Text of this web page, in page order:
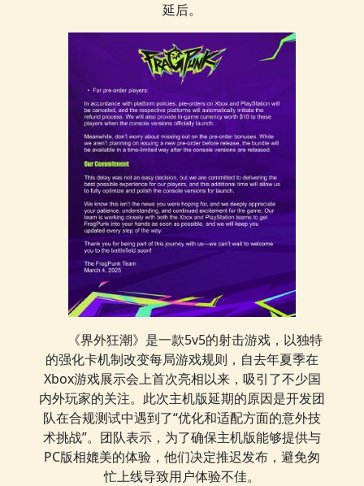
延后。
《界外狂潮》是一款5v5的射击游戏，以独特
的强化卡机制改变每局游戏规则，自去年夏季在
Xbox游戏展示会上首次亮相以来，吸引了不少国
内外玩家的关注。此次主机版延期的原因是开发团
队在合规测试中遇到了“优化和适配方面的意外技
术挑战”。团队表示，为了确保主机版能够提供与
PC版相媲美的体验，他们决定推迟发布，避免匆
忙上线导致用户体验不佳。